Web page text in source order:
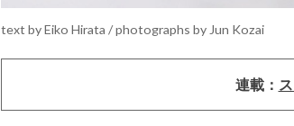
text by Eiko Hirata / photographs by Jun Kozai
連載：